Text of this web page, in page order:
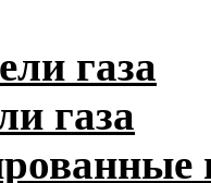
газа
газа